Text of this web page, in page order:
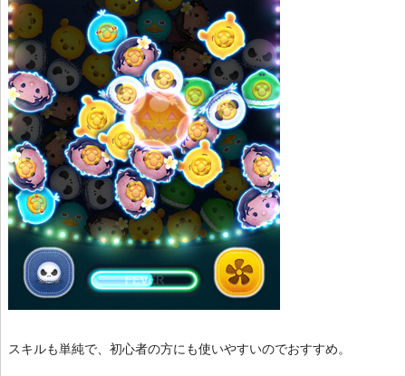
スキルも単純で、初心者の方にも使いやすいのでおすすめ。